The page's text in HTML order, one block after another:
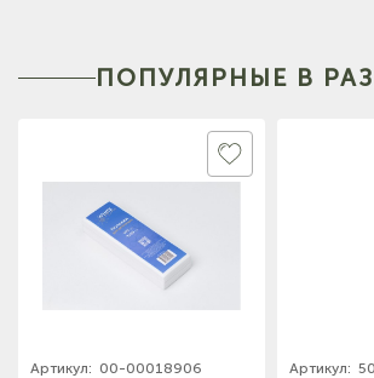
ПОПУЛЯРНЫЕ В
Артикул: 00-00018906 Артикул: